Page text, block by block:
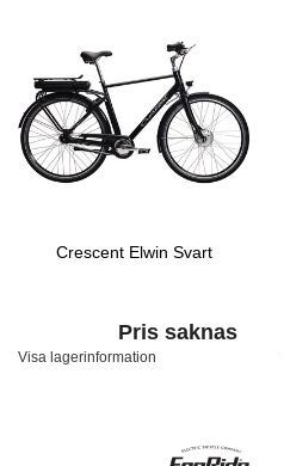
Crescent Elwin Svart
Pris saknas
Visa lagerinformation